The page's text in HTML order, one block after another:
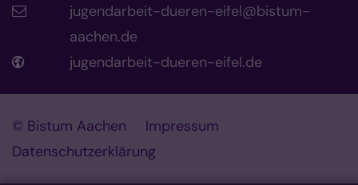
jugendarbeit-dueren-eifel@bistum-
aachen.de
jugendarbeit-dueren-eifel.de
© Bistum Aachen
Impressum
Datenschutzerklärung